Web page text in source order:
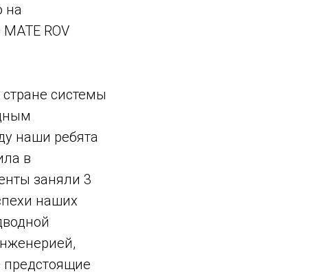
на
ROV
системы
наши ребята
в
заняли 3
наших